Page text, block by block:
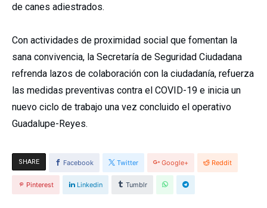
de canes adiestrados.
Con actividades de proximidad social que fomentan la
sana convivencia, la Secretaría de Seguridad Ciudadana
refrenda lazos de colaboración con la ciudadanía, refuerza
las medidas preventivas contra el COVID-19 e inicia un
nuevo ciclo de trabajo una vez concluido el operativo
Guadalupe-Reyes.
SHARE Facebook Twitter Google+ Reddit
Pinterest Linkedin Tumblr